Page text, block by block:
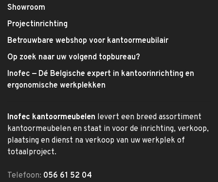
Showroom
Projectinrichting
Betrouwbare webshop voor kantoormeubilair
Op zoek naar uw volgend topbureau?
Inofec — Dé Belgische expert in kantoorinrichting en
ergonomische werkplekken
Inofec kantoormeubelen levert een breed assortiment
kantoormeubelen en staat in voor de inrichting, verkoop,
plaatsing en dienst na verkoop van uw werkplek of
totaalproject.
Telefoon: 056 61 52 04